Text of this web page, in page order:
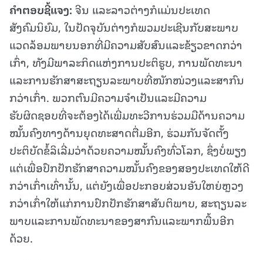
ຄຳຕອບຊີ້ແຈງ: ຈີນ ແລະລາວຕ່າງກໍແມ່ນປະເທດ
ສັງຄົມນິຍົມ, ໃນປັດຈຸບັນຕ່າງກໍພວມປະເຊີນກັບສະພາບ
ແວດລ້ອມພາຍນອກທີ່ມີຄວາມສັບສົນແລະຂ້ຽວຂາດກວ່າ
ເກົ່າ, ທັງມີພາລະກິດແຫ່ງການປະຕິຮູບ, ການພັດທະນາ
ແລະການຮັກສາສະຖຽນລະພາບທີ່ໜັກໜ່ວງແລະສາກົນ
ກວ່າເກົ່າ. ພວກຕົນມີຄວາມຈຳເປັນແລະມີຄວາມ
ຮັບຜິດຊອບທີ່ຈະຕ້ອງໄດ້ເພີ່ມທະວີການຮ່ວມມືດ້ານຄວາມ
ໝັ້ນຄົງທາງດ້ານຍຸດທະສາດຕື່ມອີກ, ຮ່ວມກັນຈັດຕັ້ງ
ປະຕິບັດຂໍ້ລິເລີ່ມວ່າດ້ວຍຄວາມໝັ້ນຄົງທົ່ວໂລກ, ຊຶ່ງບໍ່ພຽງ
ແຕ່ເພື່ອປົກປັກຮັກສາຄວາມໝັ້ນຄົງຂອງສອງປະເທດໃຫ້ດີ
ກວ່າເກົ່າເທົ່ານັ້ນ, ແຕ່ຍັງເພື່ອປະກອບສ່ວນອັນໃຫຍ່ຫຼວງ
ກວ່າເກົ່າໃຫ້ແກ່ການປົກປັກຮັກສາສັນຕິພາບ, ສະຖຽນລະ
ພາບແລະການພັດທະນາຂອງສາກົນແລະພາກພື້ນອີກ
ດ້ວຍ.